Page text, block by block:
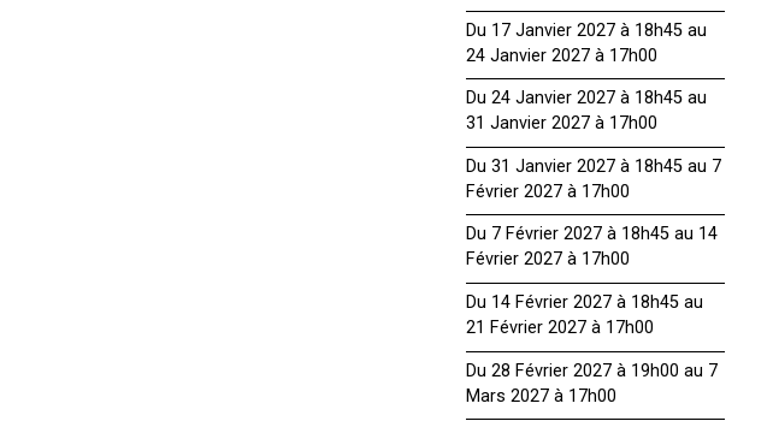
Du 17 Janvier 2027 à 18h45 au
24 Janvier 2027 à 17h00
Du 24 Janvier 2027 à 18h45 au
31 Janvier 2027 à 17h00
Du 31 Janvier 2027 à 18h45 au 7
Février 2027 à 17h00
Du 7 Février 2027 à 18h45 au 14
Février 2027 à 17h00
Du 14 Février 2027 à 18h45 au
21 Février 2027 à 17h00
Du 28 Février 2027 à 19h00 au 7
Mars 2027 à 17h00